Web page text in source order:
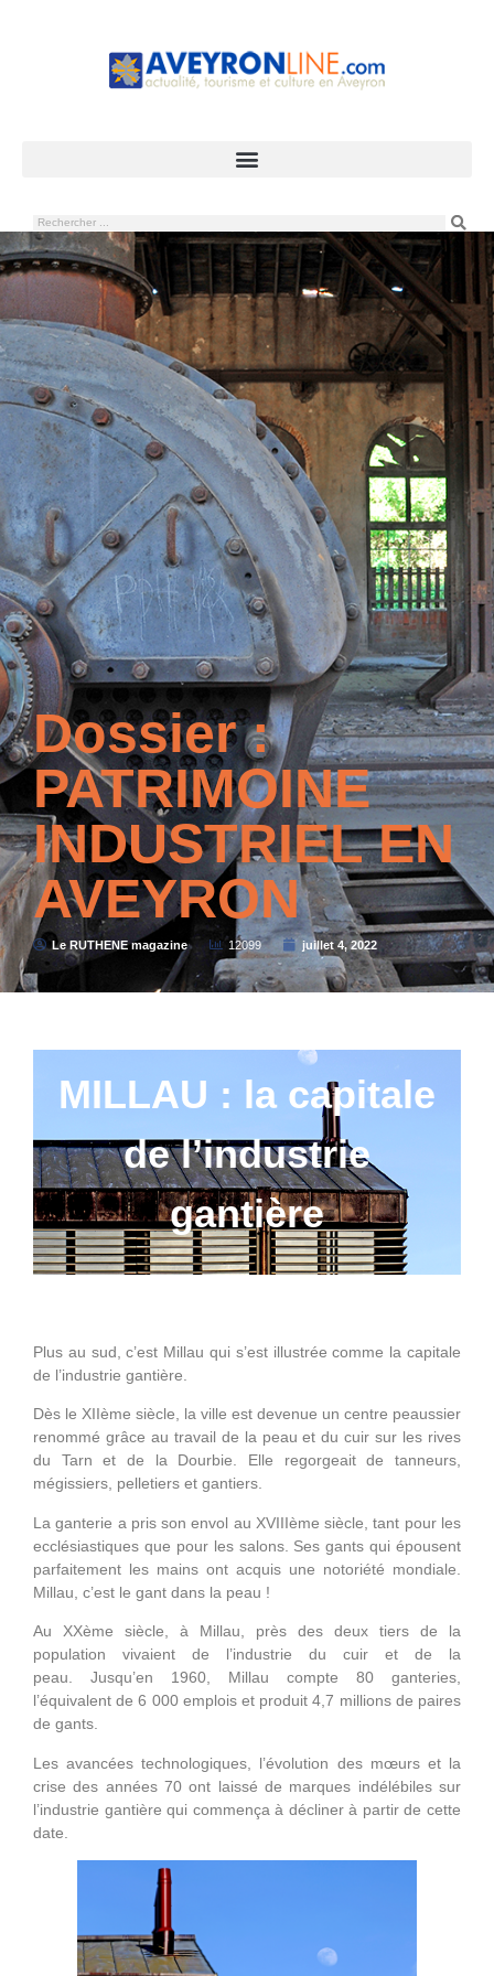
Dossier :
PATRIMOINE
INDUSTRIEL EN
AVEYRON
Le RUTHENE magazine 12099 juillet 4, 2022
MILLAU : la capitale
de l’industrie
gantière
Plus au sud, c’est Millau qui s’est illustrée comme la capitale
de l’industrie gantière.
Dès le XIIème siècle, la ville est devenue un centre peaussier
renommé grâce au travail de la peau et du cuir sur les rives
du Tarn et de la Dourbie. Elle regorgeait de tanneurs,
mégissiers, pelletiers et gantiers.
La ganterie a pris son envol au XVIIIème siècle, tant pour les
ecclésiastiques que pour les salons. Ses gants qui épousent
parfaitement les mains ont acquis une notoriété mondiale.
Millau, c’est le gant dans la peau !
Au XXème siècle, à Millau, près des deux tiers de la
population vivaient de l’industrie du cuir et de la
peau. Jusqu’en 1960, Millau compte 80 ganteries,
l’équivalent de 6 000 emplois et produit 4,7 millions de paires
de gants.
Les avancées technologiques, l’évolution des mœurs et la
crise des années 70 ont laissé de marques indélébiles sur
l’industrie gantière qui commença à décliner à partir de cette
date.